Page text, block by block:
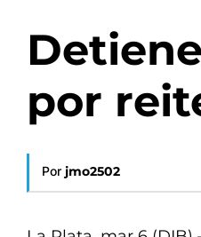
por
Por jmo2502